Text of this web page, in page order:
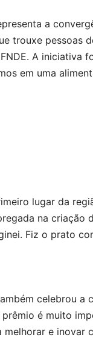
a
trouxe pessoas
A iniciativa
em uma
lugar da
na criação
Fiz o prato
celebrou a
é muito
melhorar e inovar